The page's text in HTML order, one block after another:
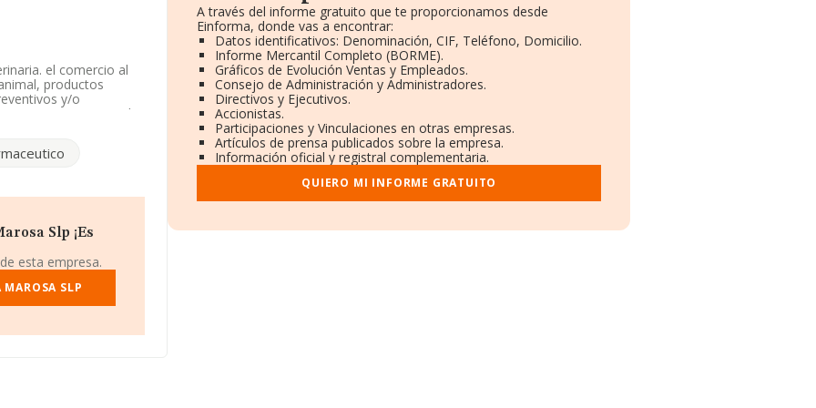
el comercio al
productos
y/o
CNAE corresponde
importación y/o
de sector.
del sector, la
es 126 (el año
empresas del
Carlos S.L; sin
de sectores son
. En el ranking
Sadadent 07 S.Ly
Slp ¡Es
esta empresa.
SLP
A través del informe gratuito que te proporcionamos desde
Einforma, donde vas a encontrar:
Datos identificativos: Denominación, CIF, Teléfono, Domicilio.
Informe Mercantil Completo (BORME).
Gráficos de Evolución Ventas y Empleados.
Consejo de Administración y Administradores.
Directivos y Ejecutivos.
Accionistas.
Participaciones y Vinculaciones en otras empresas.
Artículos de prensa publicados sobre la empresa.
Información oficial y registral complementaria.
QUIERO MI INFORME GRATUITO